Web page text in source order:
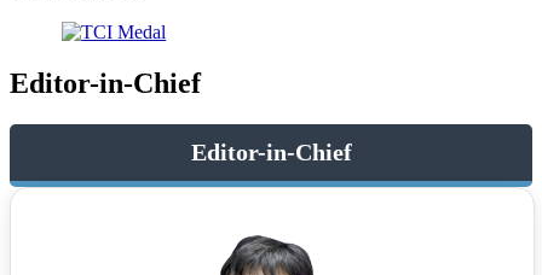
Editor-in-Chief
Editor-in-Chief